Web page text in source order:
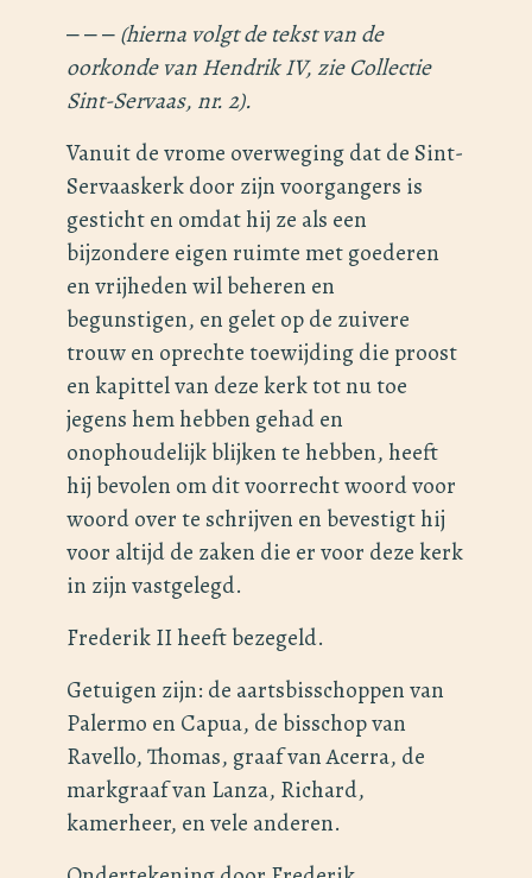
‒ ‒ ‒(hierna volgt de tekst van de
oorkonde van Hendrik IV, zie Collectie
Sint-Servaas, nr. 2).
Vanuit de vrome overweging dat de Sint-
Servaaskerk door zijn voorgangers is
gesticht en omdat hij ze als een
bijzondere eigen ruimte met goederen
en vrijheden wil beheren en
begunstigen, en gelet op de zuivere
trouw en oprechte toewijding die proost
en kapittel van deze kerk tot nu toe
jegens hem hebben gehad en
onophoudelijk blijken te hebben, heeft
hij bevolen om dit voorrecht woord voor
woord over te schrijven en bevestigt hij
voor altijd de zaken die er voor deze kerk
in zijn vastgelegd.
Frederik II heeft bezegeld.
Getuigen zijn: de aartsbisschoppen van
Palermo en Capua, de bisschop van
Ravello, Thomas, graaf van Acerra, de
markgraaf van Lanza, Richard,
kamerheer, en vele anderen.